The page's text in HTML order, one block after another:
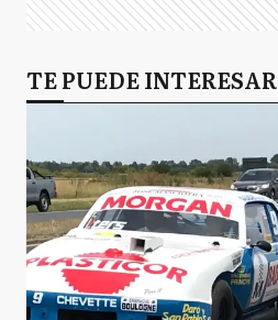
TE PUEDE INTERESAR